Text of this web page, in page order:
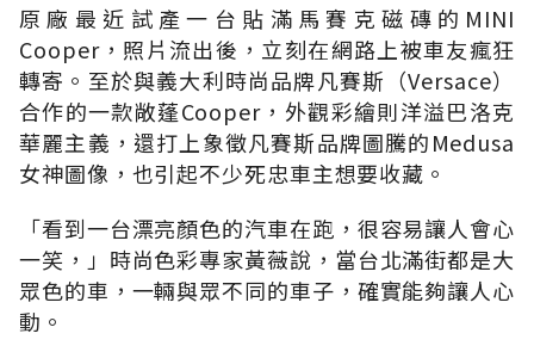
原廠最近試產一台貼滿馬賽克磁磚的MINI
Cooper，照片流出後，立刻在網路上被車友瘋狂
轉寄。至於與義大利時尚品牌凡賽斯（Versace）
合作的一款敞蓬Cooper，外觀彩繪則洋溢巴洛克
華麗主義，還打上象徵凡賽斯品牌圖騰的Medusa
女神圖像，也引起不少死忠車主想要收藏。
「看到一台漂亮顏色的汽車在跑，很容易讓人會心
一笑，」時尚色彩專家黃薇說，當台北滿街都是大
眾色的車，一輛與眾不同的車子，確實能夠讓人心
動。